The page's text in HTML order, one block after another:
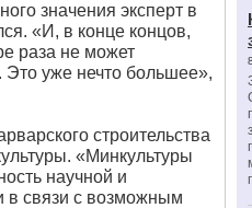
значения эксперт в
«И, в конце концов,
раза не может
Это уже нечто большее»,
строительства
«Минкультуры
научной и
в связи с возможным